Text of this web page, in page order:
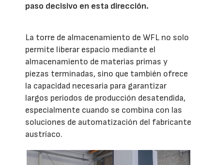
paso decisivo en esta dirección.
La torre de almacenamiento de WFL no solo
permite liberar espacio mediante el
almacenamiento de materias primas y
piezas terminadas, sino que también ofrece
la capacidad necesaria para garantizar
largos periodos de producción desatendida,
especialmente cuando se combina con las
soluciones de automatización del fabricante
austríaco.